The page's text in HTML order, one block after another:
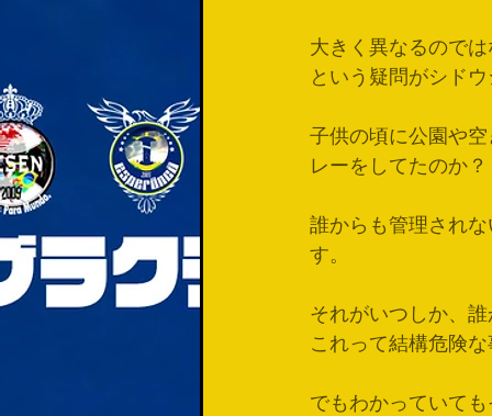
大きく異なるので
という疑問がシド
子供の頃に公園や
レーをしてたのか？
誰からも管理され
す。
それがいつしか、
これって結構危険
でもわかっていて